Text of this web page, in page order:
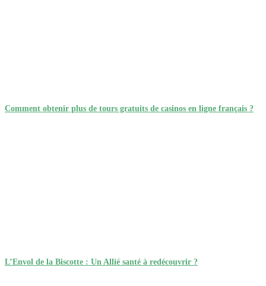
Comment obtenir plus de tours gratuits de casinos en ligne français ?
L’Envol de la Biscotte : Un Allié santé à redécouvrir ?